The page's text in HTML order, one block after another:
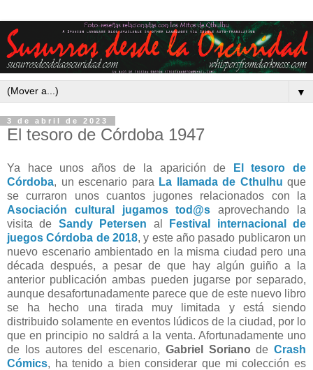
▼
3 de abril de 2023
El tesoro de Córdoba 1947
Ya hace unos años de la aparición de
El tesoro de
Córdoba, un escenario para La llamada de Cthulhu que
se curraron unos cuantos jugones relacionados con la
Asociación cultural jugamos tod@s aprovechando la
visita de Sandy Petersen al
Festival internacional de
juegos Córdoba de 2018, y este año pasado publicaron un
nuevo escenario ambientado en la misma ciudad pero una
década después, a pesar de que hay algún guiño a la
anterior publicación ambas pueden jugarse por separado,
aunque desafortunadamente parece que de este nuevo libro
se ha hecho una tirada muy limitada y está siendo
distribuido solamente en eventos lúdicos de la ciudad, por lo
que en principio no saldrá a la venta. Afortunadamente uno
de los autores del escenario, Gabriel Soriano de Crash
Cómics, ha tenido a bien considerar que mi colección es